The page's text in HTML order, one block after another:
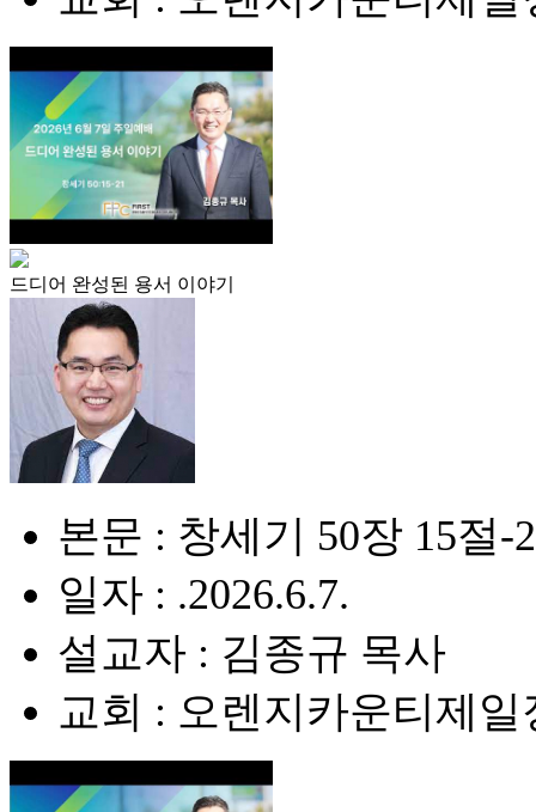
드디어 완성된 용서 이야기
본문 : 창세기 50장 15절-
일자 : .2026.6.7.
설교자 : 김종규 목사
교회 : 오렌지카운티제일